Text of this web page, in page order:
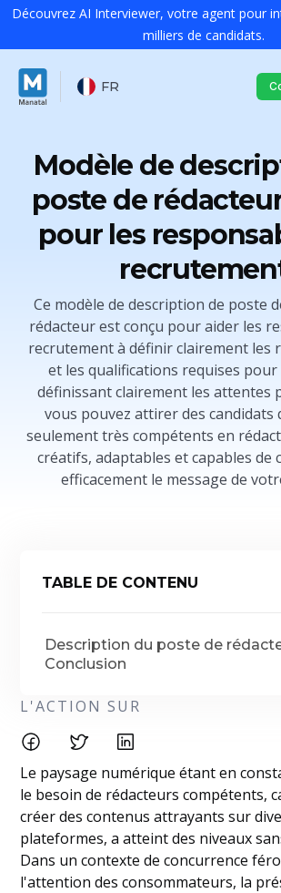
Découvrez AI Interviewer, votre agent pour
milliers de candidats.
FR
Modèle de
poste de
pour les
Ce modèle de description de poste
rédacteur est conçu pour aider les
recrutement à définir clairement les
et les qualifications requises pour
définissant clairement les attentes
vous pouvez attirer des candidats
seulement très compétents en
créatifs, adaptables et capables de
efficacement le message de
TABLE DE CONTENU
Description du poste de
Conclusion
L'ACTION SUR
Le paysage numérique étant en
le besoin de rédacteurs compétents,
créer des contenus attrayants sur
plateformes, a atteint des niveaux
Dans un contexte de concurrence
l'attention des consommateurs, la